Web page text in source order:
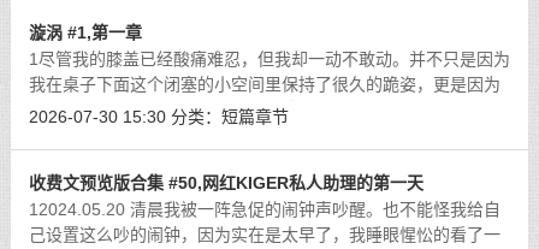
漩涡 #1,第一章
1尽管我的膝盖已经酸痛难忍，但我却一动不敢动。并不只是因为
我在桌子下面这个闭塞的小空间里保持了很久的跪姿，更是因为
我被那只开着眼孔和鼻孔的黑色乳胶头套包裹的脸上，正有一只
2026-07-30 15:30 分类： 短篇章节
收费文预览版合集 #50,网红KIGER私人助理的第一天
12024.05.20 清晨我被一阵急促的闹钟声吵醒。也不能怪我给自
己设置这么吵的闹钟，因为实在是太早了，我睡眼惺忪的看了一